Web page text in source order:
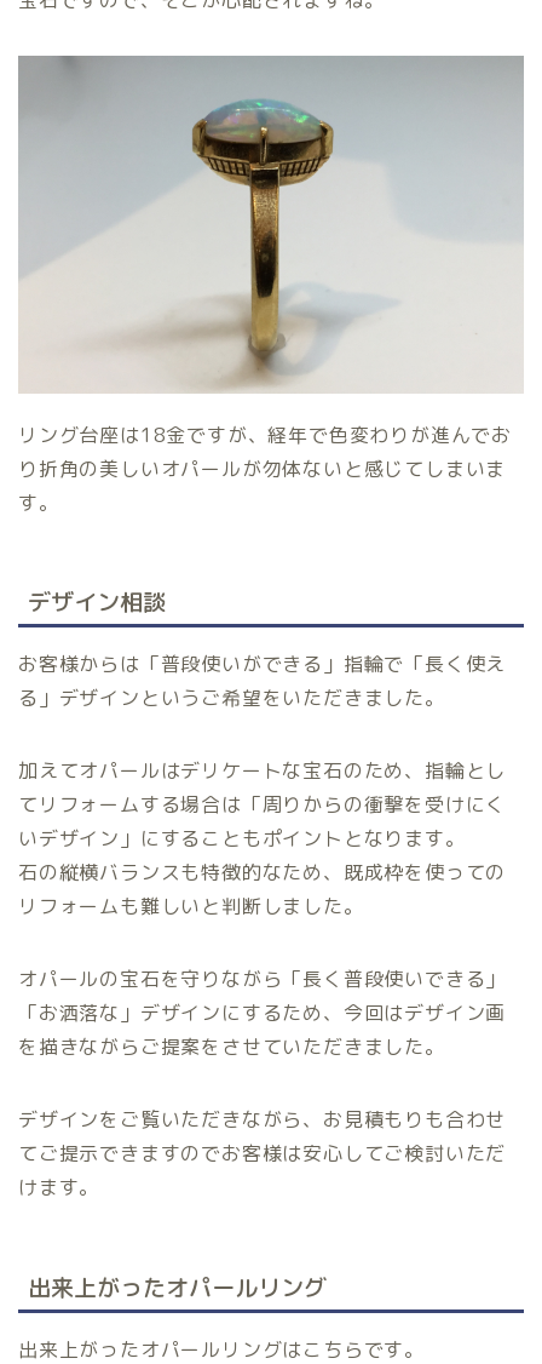
リング台座は18金ですが、経年で色変わりが進んでお
り折角の美しいオパールが勿体ないと感じてしまいま
す。
デザイン相談
お客様からは「普段使いができる」指輪で「長く使え
る」デザインというご希望をいただきました。
加えてオパールはデリケートな宝石のため、指輪とし
てリフォームする場合は「周りからの衝撃を受けにく
いデザイン」にすることもポイントとなります。
石の縦横バランスも特徴的なため、既成枠を使っての
リフォームも難しいと判断しました。
オパールの宝石を守りながら「長く普段使いできる」
「お洒落な」デザインにするため、今回はデザイン画
を描きながらご提案をさせていただきました。
デザインをご覧いただきながら、お見積もりも合わせ
てご提示できますのでお客様は安心してご検討いただ
けます。
出来上がったオパールリング
出来上がったオパールリングはこちらです。